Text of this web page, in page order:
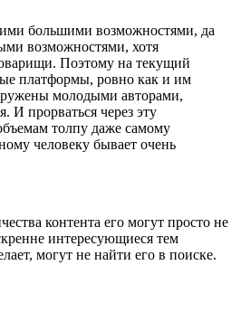
большими возможностями, да
возможностями, хотя
Поэтому на текущий
платформы, ровно как и им
молодыми авторами,
И прорваться через эту
толпу даже самому
человеку бывает очень
контента его могут просто не
интересующиеся тем
могут не найти его в поиске.